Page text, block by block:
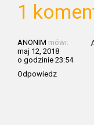
1
ANONIM mówi:
maj 12, 2018
o godzinie 23:54
Odpowiedz